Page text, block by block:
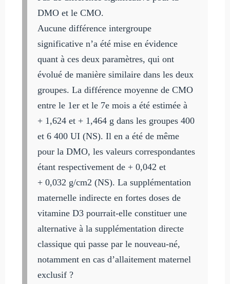
DMO et le CMO.
Aucune différence intergroupe
significative n’a été mise en évidence
quant à ces deux paramètres, qui ont
évolué de manière similaire dans les deux
groupes. La différence moyenne de CMO
entre le 1er et le 7e mois a été estimée à
+ 1,624 et + 1,464 g dans les groupes 400
et 6 400 UI (NS). Il en a été de même
pour la DMO, les valeurs correspondantes
étant respectivement de + 0,042 et
+ 0,032 g/cm2 (NS). La supplémentation
maternelle indirecte en fortes doses de
vitamine D3 pourrait-elle constituer une
alternative à la supplémentation directe
classique qui passe par le nouveau-né,
notamment en cas d’allaitement maternel
exclusif ?